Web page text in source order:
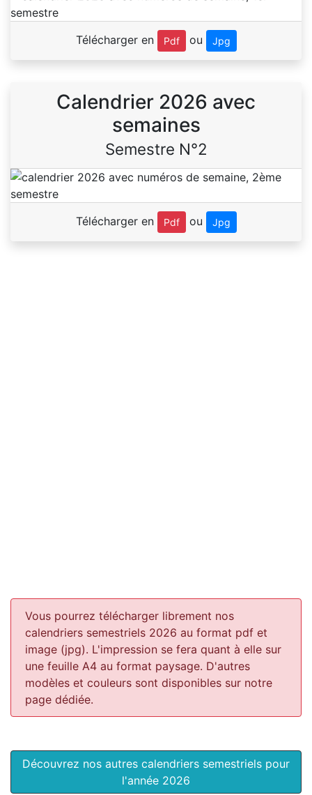
Télécharger en Pdf ou Jpg
Calendrier 2026 avec
semaines
Semestre N°2
Télécharger en Pdf ou Jpg
Vous pourrez télécharger librement nos
calendriers semestriels 2026 au format pdf et
image (jpg). L'impression se fera quant à elle sur
une feuille A4 au format paysage. D'autres
modèles et couleurs sont disponibles sur notre
page dédiée.
Découvrez nos autres calendriers semestriels pour
l'année 2026